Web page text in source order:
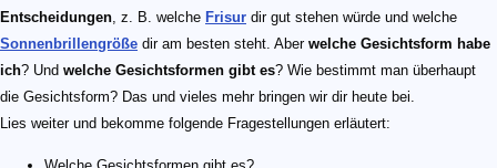
Entscheidungen , z. B. welche Frisur dir gut stehen würde und welche
Sonnenbrillengröße dir am besten steht. Aber welche Gesichtsform habe
ich? Und welche Gesichtsformen gibt es? Wie bestimmt man überhaupt
die Gesichtsform? Das und vieles mehr bringen wir dir heute bei.
Lies weiter und bekomme folgende Fragestellungen erläutert: